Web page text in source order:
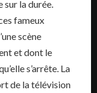
sur la durée.
fameux
scène
et dont le
s’arrête. La
de la télévision